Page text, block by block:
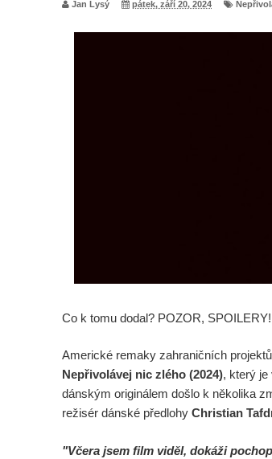
Dvě ochutnávka z DC série
Aktuálně se na žádném
Spider-Man: Zbrusu nový den -
Spider-Man: Zbrusu nový den -
Spider-Man: Zbrusu nový den -
God of War: Novým Kratosem
Wonder Man: Tvůrce prozradil,
Jan Lysý pátek, září 20, 2024
Co k tomu dodal? POZOR,
Americké remaky zahraničních
Nepřivolávej nic zlého (2024), který
dánským originálem došlo k několika
režisér dánské předlohy Christian
"Včera jsem film viděl, dokáži